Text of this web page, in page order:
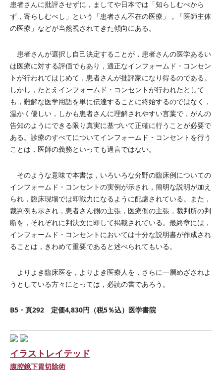
患者さんに批評させずに，ましてや日本では「知らしむべから
ず，寄らしむべし」という「患者さん不在の医療」，「医師主体
の医療」などが当然視されてきた傾向にある。
患者さんが選択し自己決定することが，患者さんの医学あるい
は医療に対する評価でもあり，適正なインフォームド・コンセン
トが行われてはじめて，患者さんが批評家になり得るのである。
しかし，たとえインフォームド・コンセントが行われたとして
も，難解な医学用語を単に伝達することに終始するのではなく，
温かく優しい，しかも患者さんに理解されやすい言葉で，がんの
告知のようにできる限り真実に基づいて正確に行うことが必要で
ある。診療のすべてについてインフォームド・コンセントを行う
ことは，医師の義務といっても過言ではない。
そのような意味で本書は，いろいろな分野の臨床例についての
インフォームド・コンセントの実例が示され，簡明な説明が加え
られ，臨床現場では即戦力になるように配慮されている。また，
裁判例も示され，患者さん側の主張，医療側の主張，裁判所の判
断を，それぞれに判決文に即して掲載されている。最終章には，
インフォームド・コンセントにおいては十分な説明書が作成され
ることは，きわめて重要であると述べられてもいる。
よりよき臨床医を，よりよき医療人を，さらに一層めざされよ
うとしている方々にとっては，必読の書であろう。
B5・頁292 定価4,830円（税5％込）医学書院
イラストレイテッド
腹腔鏡下胃切除術